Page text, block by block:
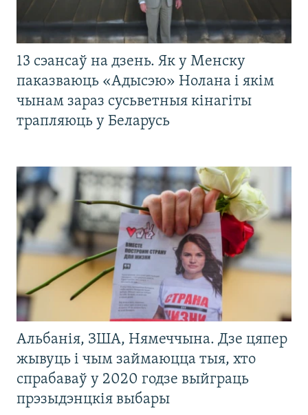
13 сэансаў на дзень. Як у Менску
паказваюць «Адысэю» Нолана і якім
чынам зараз сусьветныя кінагіты
трапляюць у Беларусь
Альбанія, ЗША, Нямеччына. Дзе цяпер
жывуць і чым займаюцца тыя, хто
спрабаваў у 2020 годзе выйграць
прэзыдэнцкія выбары